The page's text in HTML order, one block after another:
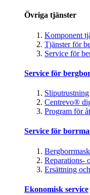
Övriga tjänster
Komponent
Tjänster för
Service för
Service för
Sliputrustning
Centrevo®
Program för
Service för
Reparations-
Ersättning
Ekonomisk service